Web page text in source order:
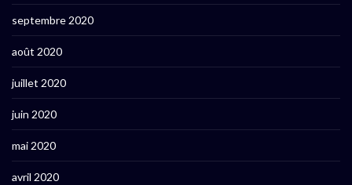
septembre 2020
août 2020
juillet 2020
juin 2020
mai 2020
avril 2020